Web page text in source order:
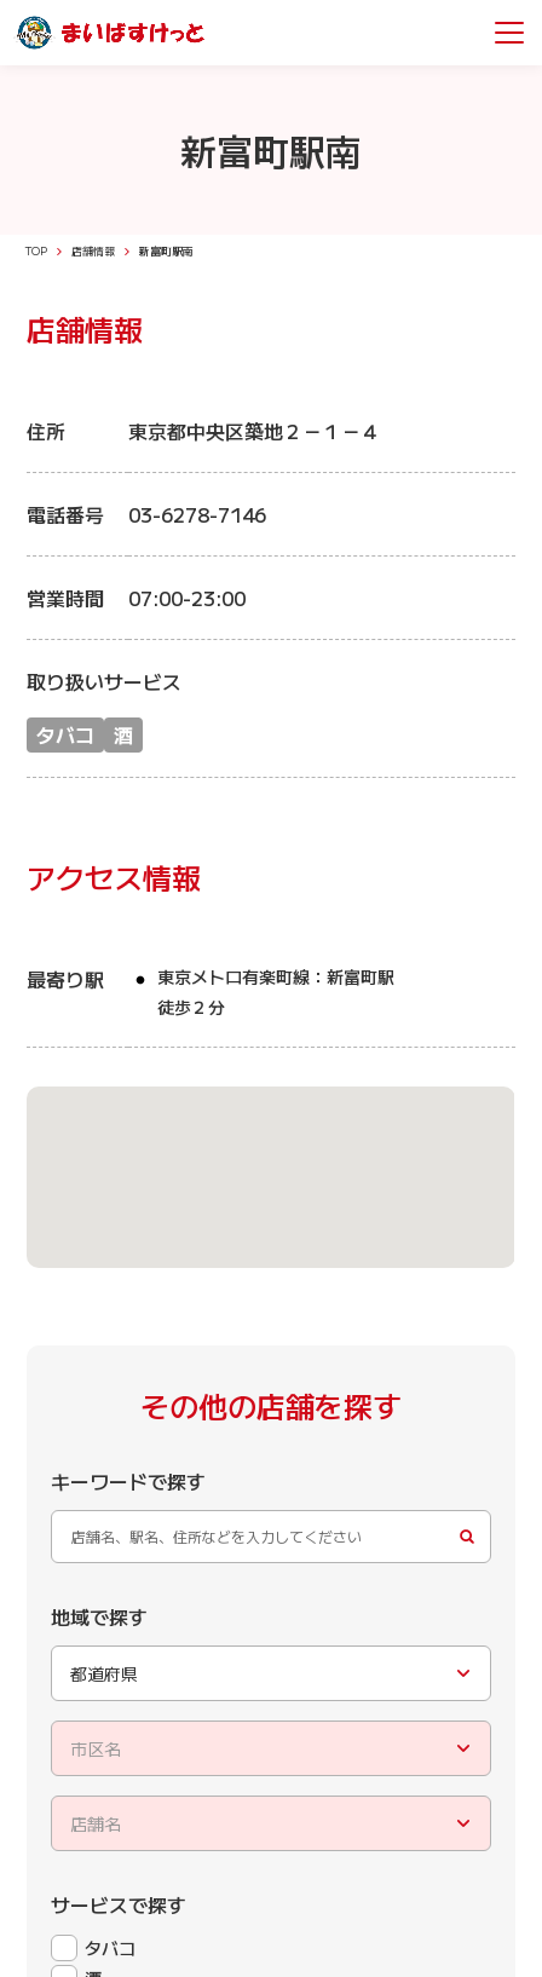
新富町駅南
TOP 店舗情報 新富町駅南
店舗情報
住所 東京都中央区築地２－１－４
電話番号 03-6278-7146
営業時間 07:00-23:00
取り扱いサービス
タバコ
酒
アクセス情報
最寄り駅
東京メトロ有楽町線：新富町駅
徒歩２分
その他の店舗を探す
キーワードで探す
地域で探す
都道府県
市区名
店舗名
サービスで探す
タバコ